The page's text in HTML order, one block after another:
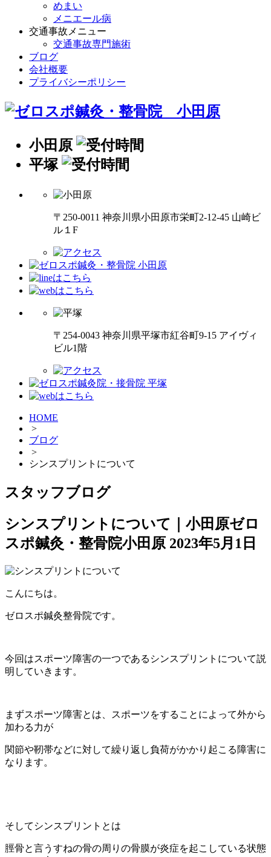
めまい
メニエール病
交通事故メニュー
交通事故専門施術
ブログ
会社概要
プライバシーポリシー
小田原
平塚
〒250-0011 神奈川県小田原市栄町2-12-45 山崎ビ
ル１F
〒254-0043 神奈川県平塚市紅谷町9-15 アイヴィ
ビル1階
HOME
>
ブログ
>
シンスプリントについて
スタッフブログ
シンスプリントについて｜小田原ゼロ
スポ鍼灸・整骨院小田原 2023年5月1日
こんにちは。
ゼロスポ鍼灸整骨院です。
今回はスポーツ障害の一つであるシンスプリントについて説
明していきます。
まずスポーツ障害とは、スポーツをすることによって外から
加わる力が
関節や靭帯などに対して繰り返し負荷がかかり起こる障害に
なります。
そしてシンスプリントとは
脛骨と言うすねの骨の周りの骨膜が炎症を起こしている状態